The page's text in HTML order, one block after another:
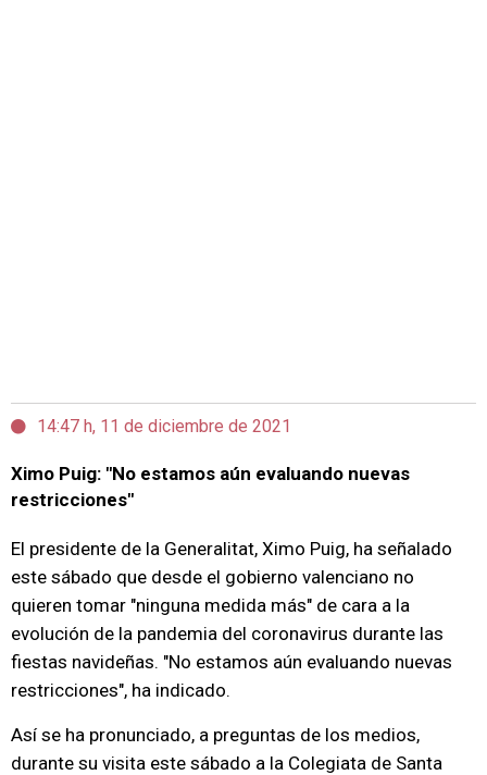
14:47 h, 11 de diciembre de 2021
Ximo Puig: "No estamos aún evaluando nuevas
restricciones"
El presidente de la Generalitat, Ximo Puig, ha señalado
este sábado que desde el gobierno valenciano no
quieren tomar "ninguna medida más" de cara a la
evolución de la pandemia del coronavirus durante las
fiestas navideñas. "No estamos aún evaluando nuevas
restricciones", ha indicado.
Así se ha pronunciado, a preguntas de los medios,
durante su visita este sábado a la Colegiata de Santa